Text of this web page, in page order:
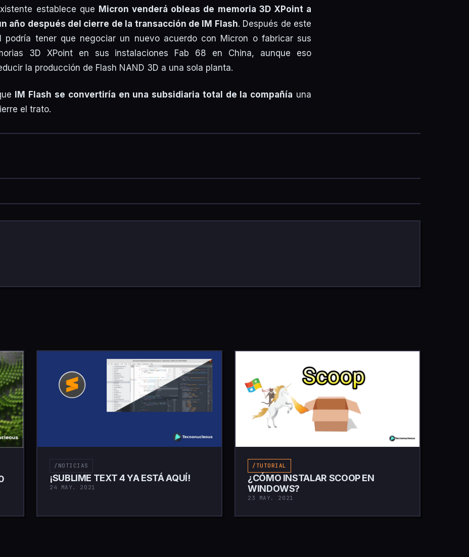
establece que Micron venderá obleas de memoria 3D XPoint a
año después del cierre de la transacción de IM Flash. Después de este
podría tener que negociar un nuevo acuerdo con Micron o fabricar sus
3D XPoint en sus instalaciones Fab 68 en China, aunque eso
la producción de Flash NAND 3D a una sola planta.
IM Flash se convertiría en una subsidiaria total de la compañía una
el trato.
/NOTICIAS
¡SUBLIME TEXT 4 YA ESTÁ AQUÍ!
24 MAY. 2021
/TUTORIAL
¿CÓMO INSTALAR SCOOP EN
WINDOWS?
23 MAY. 2021